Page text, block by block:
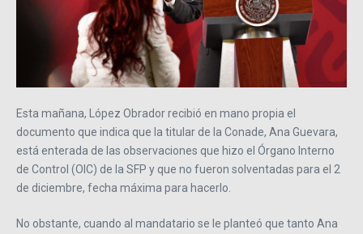
Esta mañana, López Obrador recibió en mano propia el
documento que indica que la titular de la Conade, Ana Guevara,
está enterada de las observaciones que hizo el Órgano Interno
de Control (OIC) de la SFP y que no fueron solventadas para el 2
de diciembre, fecha máxima para hacerlo.
No obstante, cuando al mandatario se le planteó que tanto Ana